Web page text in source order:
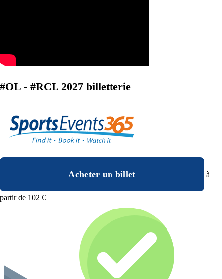
#OL - #RCL 2027 billetterie
Acheter un billet à
partir de 102 €